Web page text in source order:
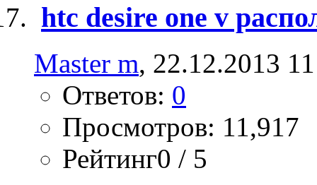
htc desire one v
Master m, 22.12.2013
Ответов: 0
Просмотров: 11,917
Рейтинг0 / 5